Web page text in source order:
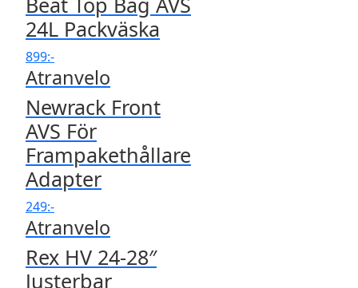
24L Packväska
899:-
Atranvelo
Newrack Front
AVS För
Frampakethållare
Adapter
249:-
Atranvelo
Rex HV 24-28″
Justerbar